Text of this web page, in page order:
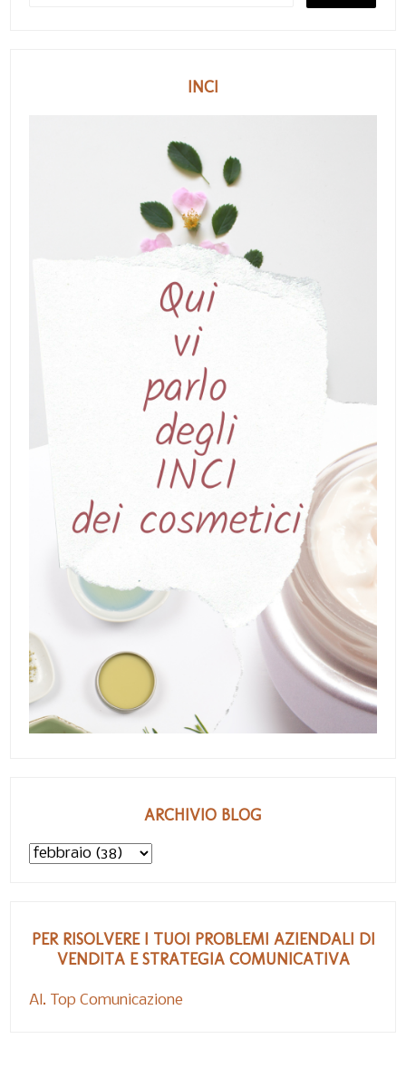
INCI
ARCHIVIO BLOG
PER RISOLVERE I TUOI PROBLEMI AZIENDALI DI
VENDITA E STRATEGIA COMUNICATIVA
Al. Top Comunicazione